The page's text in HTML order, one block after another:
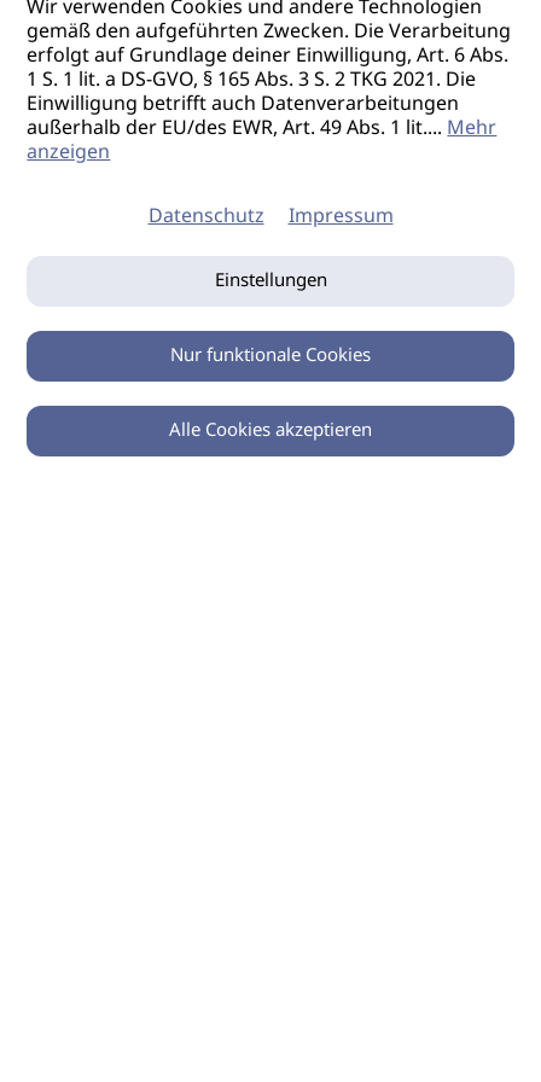
0
Wir verwenden Cookies und andere Technologien
gemäß den aufgeführten Zwecken. Die Verarbeitung
erfolgt auf Grundlage deiner Einwilligung, Art. 6 Abs.
1 S. 1 lit. a DS-GVO, § 165 Abs. 3 S. 2 TKG 2021. Die
Einwilligung betrifft auch Datenverarbeitungen
außerhalb der EU/des EWR, Art. 49 Abs. 1 lit....Mehr
anzeigen
Datenschutz Impressum
Einstellungen
Nur funktionale Cookies
Alle Cookies akzeptieren